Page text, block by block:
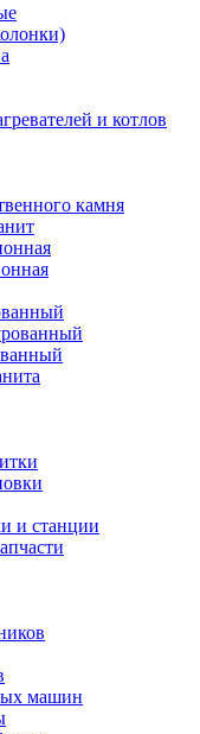
и котлов
камня
и станции
машин